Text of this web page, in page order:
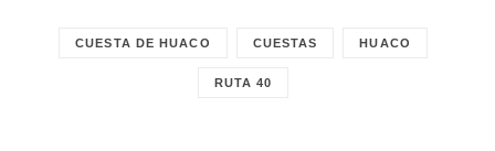
CUESTA DE HUACO CUESTAS HUACO
RUTA 40